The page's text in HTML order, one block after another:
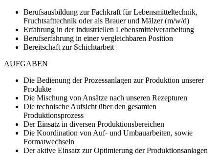
Berufsausbildung zur Fachkraft für Lebensmitteltechnik,
Fruchtsafttechnik oder als Brauer und Mälzer (m/w/d)
Erfahrung in der industriellen Lebensmittelverarbeitung
Berufserfahrung in einer vergleichbaren Position
Bereitschaft zur Schichtarbeit
AUFGABEN
Die Bedienung der Prozessanlagen zur Produktion unserer
Produkte
Die Mischung von Ansätze nach unseren Rezepturen
Die technische Aufsicht über den gesamten
Produktionsprozess
Der Einsatz in diversen Produktionsbereichen
Die Koordination von Auf- und Umbauarbeiten, sowie
Formatwechseln
Der aktive Einsatz zur Optimierung der Produktionsanlagen